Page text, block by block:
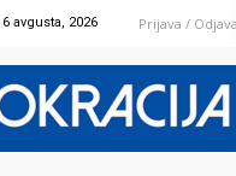
avgusta, 2026 Prijava / Odjava